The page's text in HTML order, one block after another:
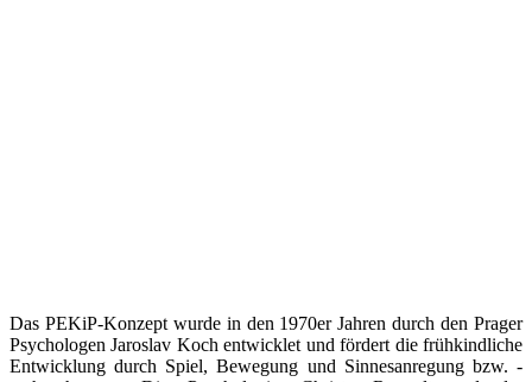
Das PEKiP-Konzept wurde in den 1970er Jahren durch den Prager
Psychologen Jaroslav Koch entwicklet und fördert die frühkindliche
Entwicklung durch Spiel, Bewegung und Sinnesanregung bzw. -